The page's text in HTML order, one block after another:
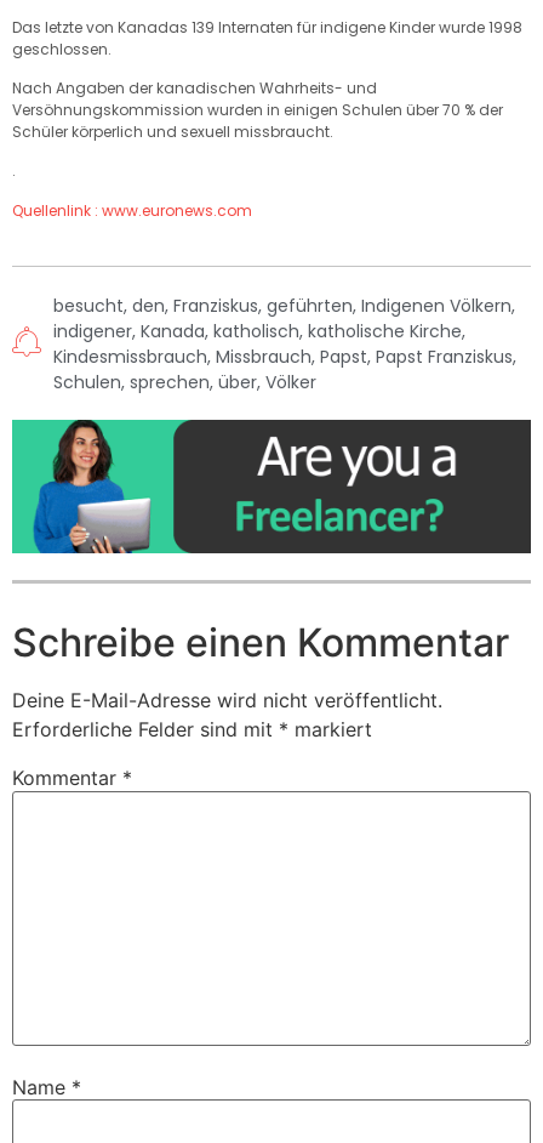
Das letzte von Kanadas 139 Internaten für indigene Kinder wurde 1998
geschlossen.
Nach Angaben der kanadischen Wahrheits- und
Versöhnungskommission wurden in einigen Schulen über 70 % der
Schüler körperlich und sexuell missbraucht.
.
Quellenlink : www.euronews.com
besucht, den, Franziskus, geführten, Indigenen Völkern,
indigener, Kanada, katholisch, katholische Kirche,
Kindesmissbrauch, Missbrauch, Papst, Papst Franziskus,
Schulen, sprechen, über, Völker
Schreibe einen Kommentar
Deine E-Mail-Adresse wird nicht veröffentlicht.
Erforderliche Felder sind mit * markiert
Kommentar *
Name *